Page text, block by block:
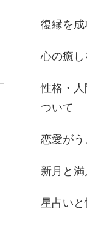
復縁を
心の癒
性格・
ついて
恋愛が
新月と
星占いと